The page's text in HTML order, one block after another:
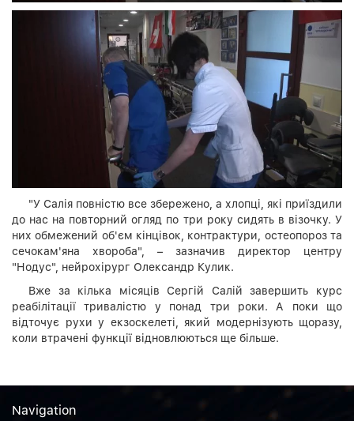
"У Салія повністю все збережено, а хлопці, які приїздили
до нас на повторний огляд по три року сидять в візочку. У
них обмежений об'єм кінцівок, контрактури, остеопороз та
сечокам'яна хвороба", – зазначив директор центру
"Нодус", нейрохірург Олександр Кулик.
Вже за кілька місяців Сергій Салій завершить курс
реабілітації тривалістю у понад три роки. А поки що
відточує рухи у екзоскелеті, який модернізують щоразу,
коли втрачені функції відновлюються ще більше.
Navigation